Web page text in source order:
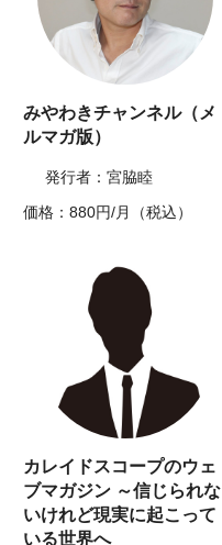
みやわきチャンネル（メ
ルマガ版）
発行者：宮脇睦
価格：880円/月（税込）
カレイドスコープのウェ
ブマガジン ～信じられな
いけれど現実に起こって
いる世界へ